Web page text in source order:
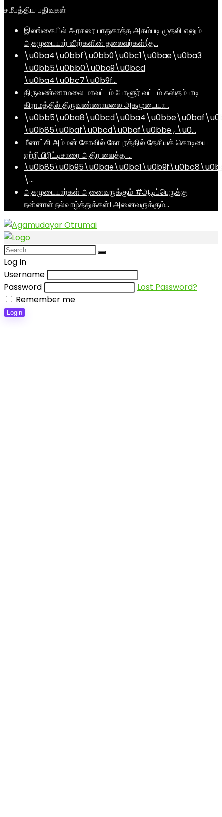
சமீபத்திய பதிவுகள்
இலங்கையில் அரசரை பாதுகாத்த அகம்படி முதலி எனும்
அகமுடையார் வீரர்களின் தலைவர்கள்(த…
\u0ba4\u0bbf\u0bb0\u0bc1\u0bae\u0ba3
\u0bb5\u0bb0\u0ba9\u0bcd
\u0ba4\u0bc7\u0b9f…
திருவண்ணாமலை மாவட்டம் போளூர் வட்டம் கஸ்தம்பாடி
கிராமத்தில் திருவண்ணாமலை அகமுடையா…
\u0b85\u0baf\u0bcd\u0baf\u0bbe , \u0…
மீனாட்சி அம்மன் கோவில் கோபுரத்தில் தேசியக் கொடியை
ஏற்றி பிரிட்டிசாரை அதிர வைத்த …
\…
அகமுடையார்கள் அனைவருக்கும் #ஆடிப்பெருக்கு
நன்னாள் நல்வாழ்த்துக்கள்! அனைவருக்கும்…
Log In
Username
Password
Lost Password?
Remember me
Login